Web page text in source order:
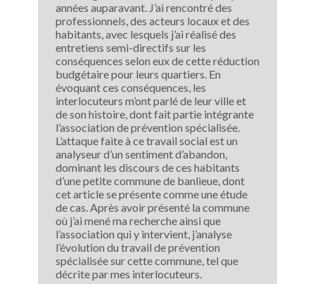
années auparavant. J’ai rencontré des
professionnels, des acteurs locaux et des
habitants, avec lesquels j’ai réalisé des
entretiens semi-directifs sur les
conséquences selon eux de cette réduction
budgétaire pour leurs quartiers. En
évoquant ces conséquences, les
interlocuteurs m’ont parlé de leur ville et
de son histoire, dont fait partie intégrante
l’association de prévention spécialisée.
L’attaque faite à ce travail social est un
analyseur d’un sentiment d’abandon,
dominant les discours de ces habitants
d’une petite commune de banlieue, dont
cet article se présente comme une étude
de cas. Après avoir présenté la commune
où j’ai mené ma recherche ainsi que
l’association qui y intervient, j’analyse
l’évolution du travail de prévention
spécialisée sur cette commune, tel que
décrite par mes interlocuteurs.